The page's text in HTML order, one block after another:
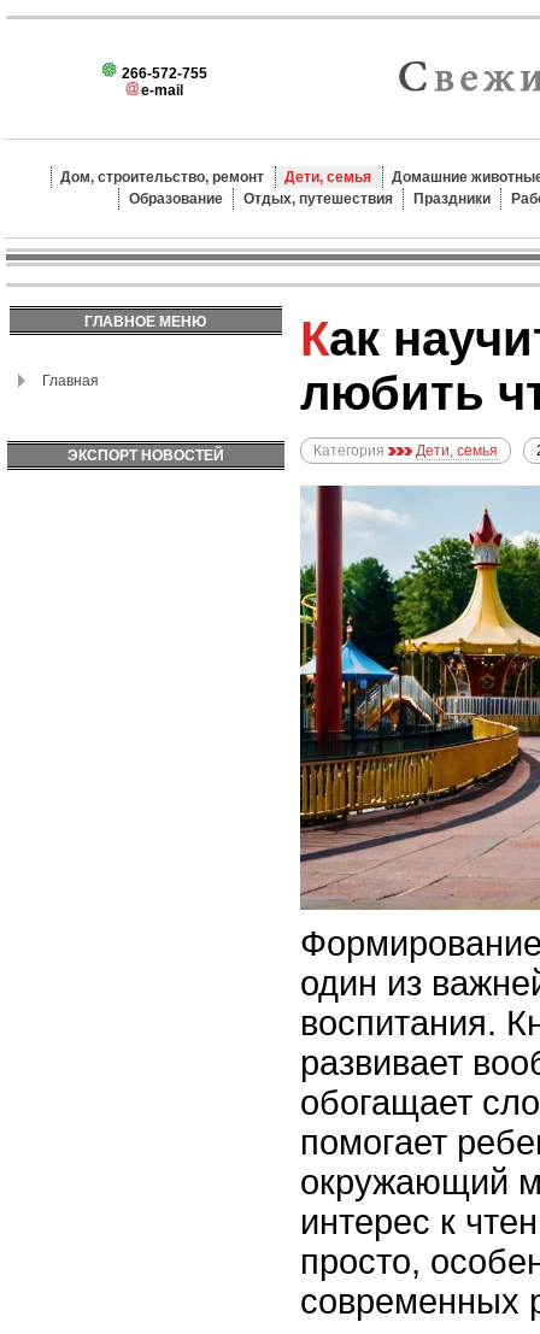
266-572-755
e-mail
Дом, строительство, ремонт Дети, семья
Домашние
Образование
Отдых, путешествия Праздники
ГЛАВНОЕ МЕНЮ
Главная
ЭКСПОРТ НОВОСТЕЙ
Как научить детей
любить
Категория Дети, семья
один из
воспитания.
развивает
обогащает
помогает
окружающий
интерес к
просто,
современных